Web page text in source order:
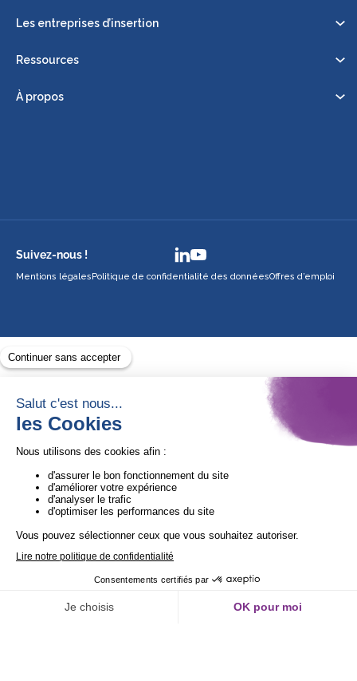
Les entreprises d’insertion
Ressources
À propos
Suivez-nous !
Mentions légalesPolitique de confidentialité des donnéesOffres d’emploi
1ère Organisation de l’ESS certifiée Quali’OP